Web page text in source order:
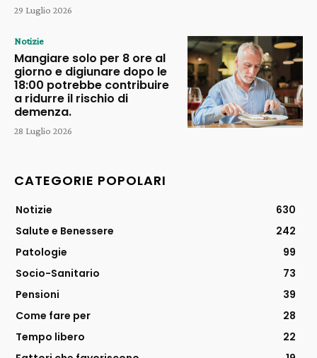
29 Luglio 2026
Notizie
Mangiare solo per 8 ore al
giorno e digiunare dopo le
18:00 potrebbe contribuire
a ridurre il rischio di
demenza.
28 Luglio 2026
CATEGORIE POPOLARI
Notizie
630
Salute e Benessere
242
Patologie
99
Socio-Sanitario
73
Pensioni
39
Come fare per
28
Tempo libero
22